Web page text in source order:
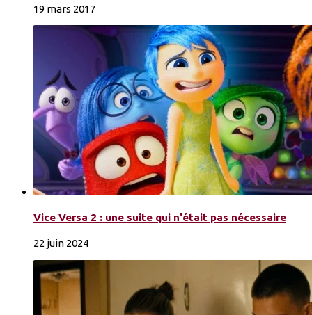
19 mars 2017
Vice Versa 2 : une suite qui n'était pas nécessaire
22 juin 2024